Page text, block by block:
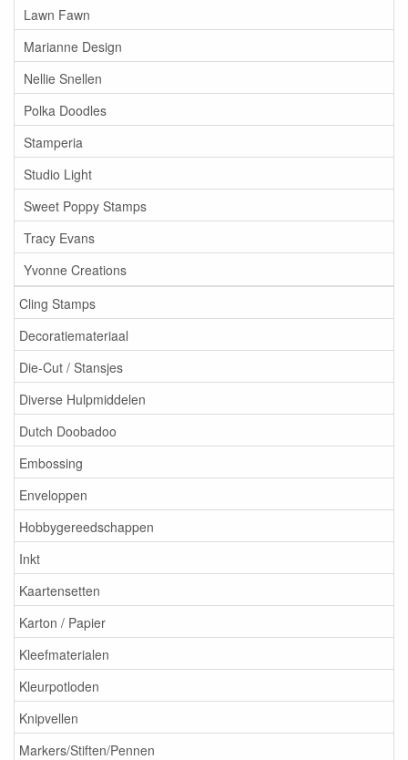
Lawn Fawn
Marianne Design
Nellie Snellen
Polka Doodles
Stamperia
Studio Light
Sweet Poppy Stamps
Tracy Evans
Yvonne Creations
Cling Stamps
Decoratiemateriaal
Die-Cut / Stansjes
Diverse Hulpmiddelen
Dutch Doobadoo
Embossing
Enveloppen
Hobbygereedschappen
Inkt
Kaartensetten
Karton / Papier
Kleefmaterialen
Kleurpotloden
Knipvellen
Markers/Stiften/Pennen